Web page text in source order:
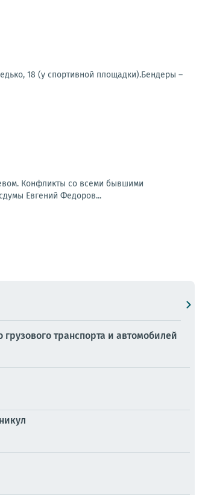
18 (у спортивной площадки).Бендеры –
Конфликты со всеми бывшими
Евгений Федоров...
транспорта и автомобилей